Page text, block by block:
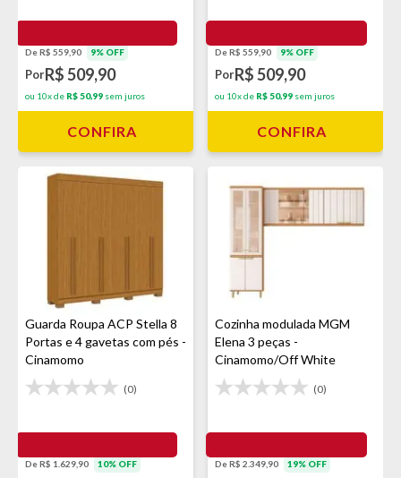
De R$ 559,90 9% OFF
PorR$ 509,90
ou 10x de R$ 50,99 sem juros
CONFIRA
De R$ 559,90 9% OFF
PorR$ 509,90
ou 10x de R$ 50,99 sem juros
CONFIRA
Guarda Roupa ACP Stella 8
Portas e 4 gavetas com pés -
Cinamomo
(0)
De R$ 1.629,90 10% OFF
Cozinha modulada MGM
Elena 3 peças -
Cinamomo/Off White
(0)
De R$ 2.349,90 19% OFF